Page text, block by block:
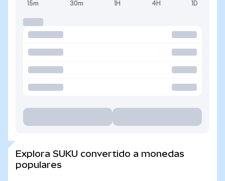
15m 30m 1H 4H 1D
Explora SUKU convertido a monedas
populares